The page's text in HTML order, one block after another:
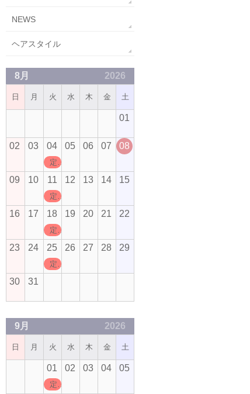
NEWS
ヘアスタイル
8月 2026
日 月 火 水 木 金 土
01
02 03 04
定休日
05 06 07 08
09 10 11
定休日
12 13 14 15
16 17 18
定休日
19 20 21 22
23 24 25
定休日
26 27 28 29
30 31
9月 2026
日 月 火 水 木 金 土
01
定休日
02 03 04 05